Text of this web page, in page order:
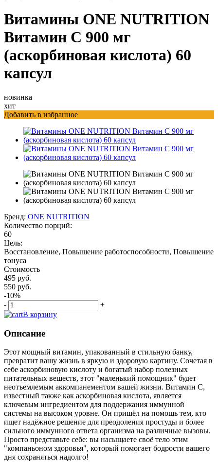
Витамины ONE NUTRITION
Витамин С 900 мг
(аскорбиновая кислота) 60
капсул
новинка
хит
Добавить в избранное
Бренд: ONE NUTRITION
Количество порций:
60
Цель:
Восстановление, Повышение работоспособности, Повышение
тонуса
Стоимость
495 руб.
550 руб.
-10%
-
+
В корзину
Описание
Этот мощный витамин, упакованный в стильную банку,
превратит вашу жизнь в яркую и здоровую картину. Сочетая в
себе аскорбиновую кислоту и богатый набор полезных
питательных веществ, этот "маленький помощник" будет
неотъемлемым аккомпанементом вашей жизни. Витамин C,
известный также как аскорбиновая кислота, является
ключевым ингредиентом для поддержания иммунной
системы на высоком уровне. Он пришёл на помощь тем, кто
ищет надёжное решение для преодоления простуды и более
сильного иммунного ответа организма на различные вызовы.
Просто представьте себе: вы насыщаете своё тело этим
"компаньоном здоровья", который помогает бодрости вашего
дня сохраняться надолго!